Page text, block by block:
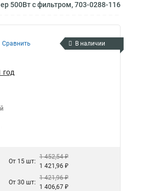
500Вт с фильтром, 703-0288-116
Сравнить В наличии
год
От 15 шт:
1 452,54 ₽
1 421,96 ₽
От 30 шт:
1 421,96 ₽
1 406,67 ₽